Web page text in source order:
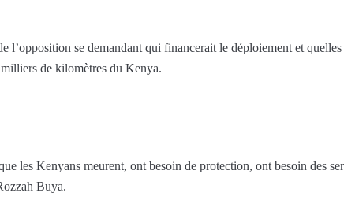
l’opposition se demandant qui financerait le déploiement et
de kilomètres du Kenya.
les Kenyans meurent, ont besoin de protection, ont besoin des
Buya.